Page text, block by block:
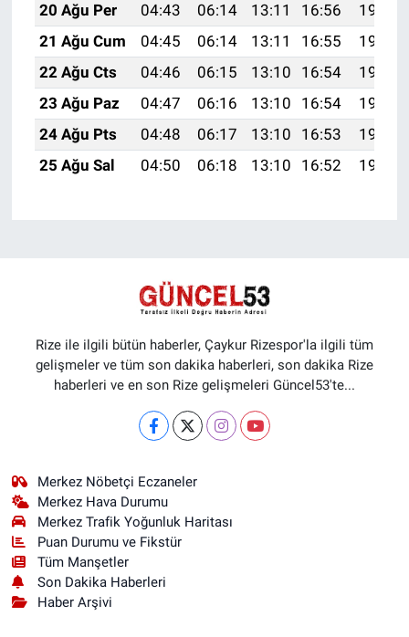
20 Ağu Per
04:43 06:14 13:11 16:56
19:58
21 Ağu Cum
04:45 06:14 13:11 16:55
19:57
22 Ağu Cts
04:46 06:15 13:10 16:54
19:56
23 Ağu Paz
04:47 06:16 13:10 16:54
19:54
24 Ağu Pts
04:48 06:17 13:10 16:53
19:53
25 Ağu Sal
04:50 06:18 13:10 16:52 19:51
Rize ile ilgili bütün haberler, Çaykur Rizespor'la ilgili tüm
gelişmeler ve tüm son dakika haberleri, son dakika Rize
haberleri ve en son Rize gelişmeleri Güncel53'te...
Merkez Nöbetçi Eczaneler
Merkez Hava Durumu
Merkez Trafik Yoğunluk Haritası
Puan Durumu ve Fikstür
Tüm Manşetler
Son Dakika Haberleri
Haber Arşivi